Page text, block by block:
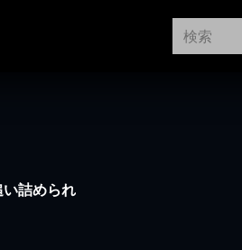
詰められ